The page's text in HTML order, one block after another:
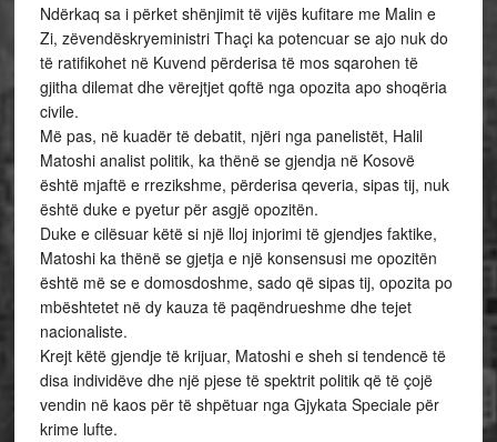
Ndërkaq sa i përket shënjimit të vijës kufitare me Malin e
Zi, zëvendëskryeministri Thaçi ka potencuar se ajo nuk do
të ratifikohet në Kuvend përderisa të mos sqarohen të
gjitha dilemat dhe vërejtjet qoftë nga opozita apo shoqëria
civile.
Më pas, në kuadër të debatit, njëri nga panelistët, Halil
Matoshi analist politik, ka thënë se gjendja në Kosovë
është mjaftë e rrezikshme, përderisa qeveria, sipas tij, nuk
është duke e pyetur për asgjë opozitën.
Duke e cilësuar këtë si një lloj injorimi të gjendjes faktike,
Matoshi ka thënë se gjetja e një konsensusi me opozitën
është më se e domosdoshme, sado që sipas tij, opozita po
mbështetet në dy kauza të paqëndrueshme dhe tejet
nacionaliste.
Krejt këtë gjendje të krijuar, Matoshi e sheh si tendencë të
disa individëve dhe një pjese të spektrit politik që të çojë
vendin në kaos për të shpëtuar nga Gjykata Speciale për
krime lufte.